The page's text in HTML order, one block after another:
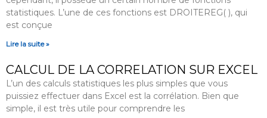
statistiques. L’une de ces fonctions est DROITEREG( ), qui
est conçue
Lire la suite »
CALCUL DE LA CORRELATION SUR EXCEL
L’un des calculs statistiques les plus simples que vous
puissiez effectuer dans Excel est la corrélation. Bien que
simple, il est très utile pour comprendre les